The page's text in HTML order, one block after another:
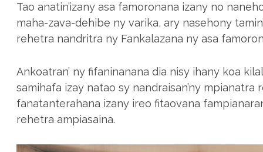
Tao anatin’izany asa famoronana izany no
maha-zava-dehibe ny varika, ary nasehony
rehetra nandritra ny Fankalazana ny asa
Ankoatran’ ny fifaninanana dia nisy ihany koa
samihafa izay natao sy nandraisan’ny mpianatra
fanatanterahana izany ireo fitaovana
rehetra ampiasaina.